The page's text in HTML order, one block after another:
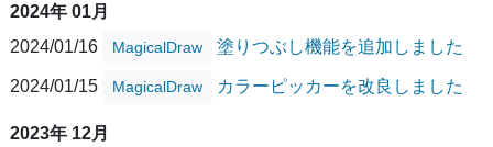
2024年 01月
2024/01/16
MagicalDraw 塗りつぶし機能を追加しました
2024/01/15 MagicalDraw カラーピッカーを改良しました
2023年 12月